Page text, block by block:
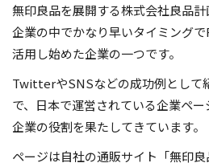
無印良品を展開する株式会社良品
企業の中でかなり早いタイミングで
活用し始めた企業の一つです。
TwitterやSNSなどの成功例として
で、日本で運営されている企業ペ
企業の役割を果たしてきています。
ページは自社の通販サイト「無印